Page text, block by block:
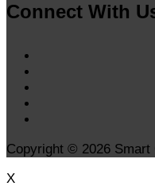
Connect With
Copyright © 2026
X